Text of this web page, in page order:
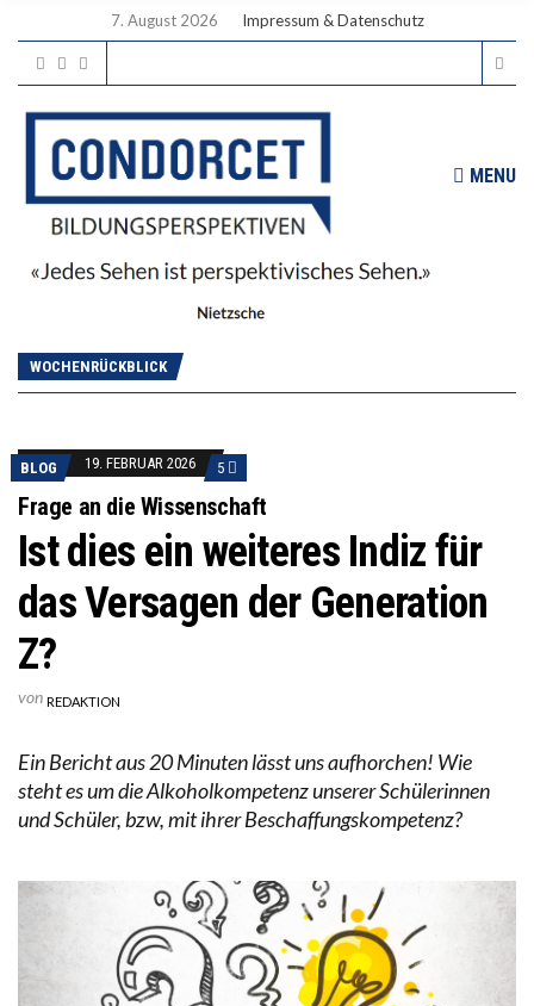
7. August 2026 Impressum & Datenschutz
MENU
WOCHENRÜCKBLICK
BLOG 19. FEBRUAR 2026 5
Frage an die Wissenschaft
Ist dies ein weiteres Indiz für
das Versagen der Generation
Z?
von REDAKTION
Ein Bericht aus 20 Minuten lässt uns aufhorchen! Wie
steht es um die Alkoholkompetenz unserer Schülerinnen
und Schüler, bzw, mit ihrer Beschaffungskompetenz?